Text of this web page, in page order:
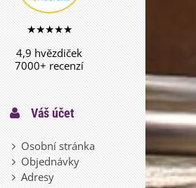
★★★★★
4,9 hvězdiček
7000+ recenzí
Váš účet
Osobní stránka
Objednávky
Adresy